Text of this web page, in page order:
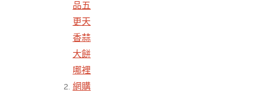
品五
更天
香蒜
大餅
哪裡
網購